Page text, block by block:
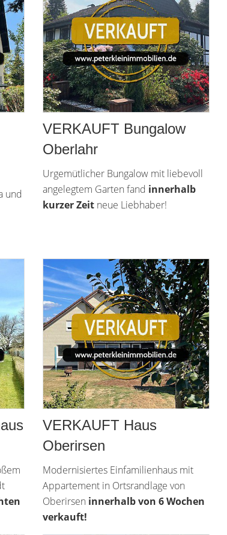
und
VERKAUFT Bungalow
Oberlahr
Urgemütlicher Bungalow mit liebevoll
angelegtem Garten fand innerhalb
kurzer Zeit neue Liebhaber!
VERKAUFT Haus
Oberirsen
Modernisiertes Einfamilienhaus mit
Appartement in Ortsrandlage von
Oberirsen innerhalb von 6 Wochen
verkauft!